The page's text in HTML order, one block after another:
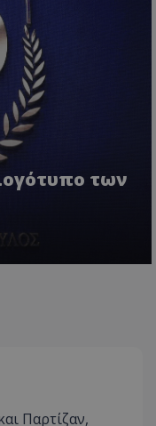
των
Παρτίζαν,